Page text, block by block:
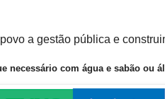
a gestão pública e
necessário com água e sabão ou